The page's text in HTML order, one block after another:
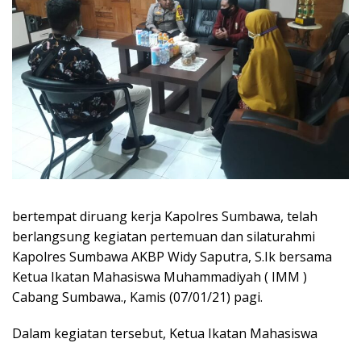
bertempat diruang kerja Kapolres Sumbawa, telah
berlangsung kegiatan pertemuan dan silaturahmi
Kapolres Sumbawa AKBP Widy Saputra, S.Ik bersama
Ketua Ikatan Mahasiswa Muhammadiyah ( IMM )
Cabang Sumbawa., Kamis (07/01/21) pagi.
Dalam kegiatan tersebut, Ketua Ikatan Mahasiswa